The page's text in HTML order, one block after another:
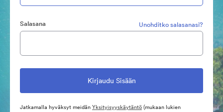
Salasana Unohditko salasanasi?
Jatkamalla hyväksyt meidänYksityisyyskäytäntö(mukaan lukien